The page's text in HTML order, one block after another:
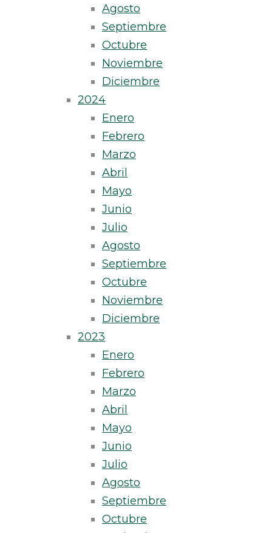
Agosto
Septiembre
Octubre
Noviembre
Diciembre
2024
Enero
Febrero
Marzo
Abril
Mayo
Junio
Julio
Agosto
Septiembre
Octubre
Noviembre
Diciembre
2023
Enero
Febrero
Marzo
Abril
Mayo
Junio
Julio
Agosto
Septiembre
Octubre